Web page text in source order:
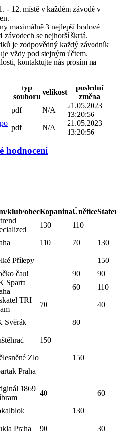
- 12. místě v každém závodě v
maximálně 3 nejlepší bodové
závodech se nejhorší škrtá.
je zodpovědný každý závodník
vždy pod stejným účtem.
kontaktujte nás prosím na
typ
souboru
velikost
poslední
změna
pdf N/A
21.05.2023
13:20:56
pdf N/A
21.05.2023
13:20:56
hodnocení
klub/obecKopaninaÚnětice
130 110
110 70 130
Přílepy
150
čau! 90
90
Sparta
60 110
TRI
70 40
Svěrák 80
150
Zlo 150
Praha
1869
40 60
130
Praha 90 30